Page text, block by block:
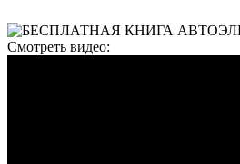
Смотреть видео: